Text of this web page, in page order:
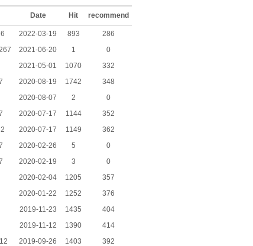
Date Hit recommend
2022-03-19 893
286
2021-06-20 1
0
2021-05-01 1070
332
2020-08-19 1742
348
2020-08-07 2
0
2020-07-17 1144
352
2020-07-17 1149
362
2020-02-26 5
0
2020-02-19 3
0
2020-02-04 1205
357
2020-01-22 1252
376
2019-11-23 1435
404
2019-11-12 1390
414
2019-09-26 1403 392